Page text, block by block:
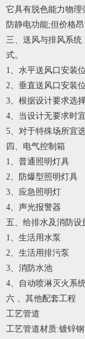
它具有脱色能力物
防静电功能;但价格
三、送风与排风系
式。
1、水平送风口安装
2、垂直送风口安装
3、根据设计要求选
4、当设计无要求时
5、对于特殊场所宜
四、电气控制箱
1、普通照明灯具
2、防爆型照明灯具
3、应急照明灯
4、声光报警器
五、给排水及消防设
1、生活用水泵
2、生活用排污泵
3、消防水池
4、自动喷淋灭火系
六 、其他配套工程
工艺管道
工艺管道材质:镀锌